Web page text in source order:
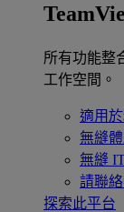
所有功能整
工作空間。
適用
無縫
無縫
請聯
探索此平台